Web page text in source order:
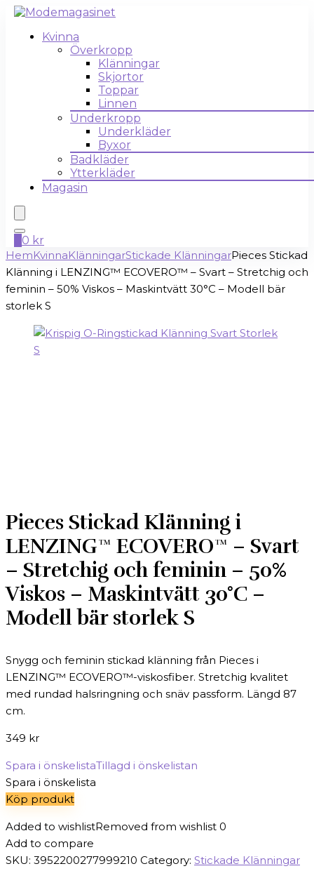
Kvinna
Överkropp
Klänningar
Skjortor
Toppar
Linnen
Underkropp
Underkläder
Byxor
Badkläder
Ytterkläder
Magasin
0 kr
HemKvinnaKlänningarStickade KlänningarPieces Stickad
Klänning i LENZING™ ECOVERO™ – Svart – Stretchig och
feminin – 50% Viskos – Maskintvätt 30°C – Modell bär
storlek S
Pieces Stickad Klänning i
LENZING™ ECOVERO™ – Svart
– Stretchig och feminin – 50%
Viskos – Maskintvätt 30°C –
Modell bär storlek S
Snygg och feminin stickad klänning från Pieces i
LENZING™ ECOVERO™-viskosfiber. Stretchig kvalitet
med rundad halsringning och snäv passform. Längd 87
cm.
349 kr
Spara i önskelistaTillagd i önskelistan
Spara i önskelista
Köp produkt
Added to wishlistRemoved from wishlist 0
Add to compare
SKU: 3952200277999210 Category: Stickade Klänningar